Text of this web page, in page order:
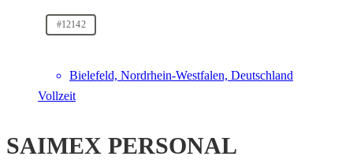
#12142
Bielefeld, Nordrhein-Westfalen, Deutschland
Vollzeit
SAIMEX PERSONAL